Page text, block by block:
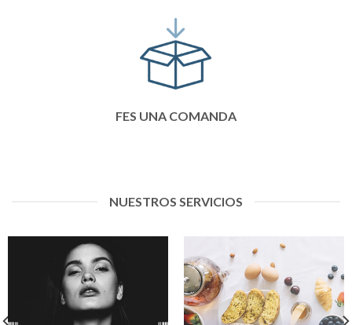
FES UNA COMANDA
NUESTROS SERVICIOS